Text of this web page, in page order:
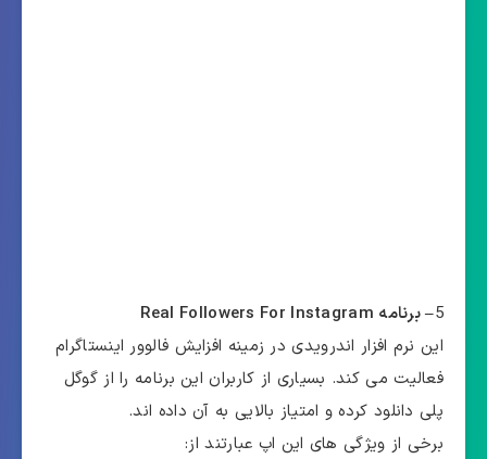
5– برنامه Real Followers For Instagram
این نرم افزار اندرویدی در زمینه افزایش فالوور اینستاگرام
فعالیت می کند. بسیاری از کاربران این برنامه را از گوگل
پلی دانلود کرده و امتیاز بالایی به آن داده اند.
برخی از ویژگی های این اپ عبارتند از: